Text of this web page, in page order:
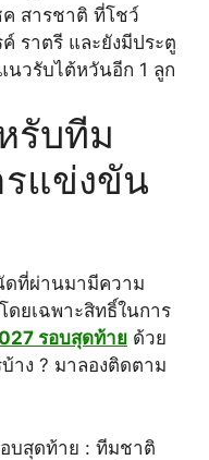
สารชาติ ที่โชว์
ราตรี และยังมีประตู
นวรับไต้หวันอีก 1 ลูก
รับทีม
แข่งขัน
ดที่ผ่านมามีความ
ยเฉพาะสิทธิ์ในการ
รอบสุดท้าย ด้วย
าง ? มาลองติดตาม
อบสุดท้าย : ทีมชาติ